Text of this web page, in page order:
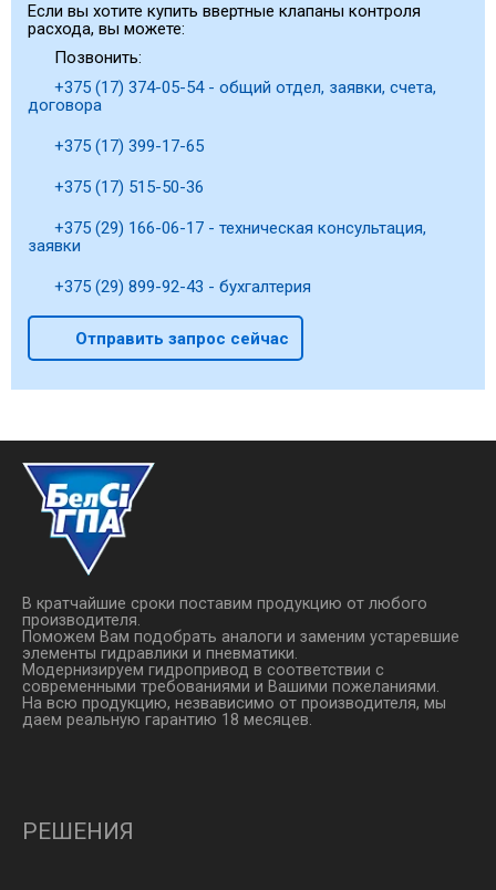
Если вы хотите купить ввертные клапаны контроля
расхода, вы можете:
Позвонить:
+375 (17) 374-05-54 - общий отдел, заявки, счета,
договора
+375 (17) 399-17-65
+375 (17) 515-50-36
+375 (29) 166-06-17 - техническая консультация,
заявки
+375 (29) 899-92-43 - бухгалтерия
Отправить запрос сейчас
В кратчайшие сроки поставим продукцию от любого
производителя.
Поможем Вам подобрать аналоги и заменим устаревшие
элементы гидравлики и пневматики.
Модернизируем гидропривод в соответствии с
современными требованиями и Вашими пожеланиями.
На всю продукцию, незвависимо от производителя, мы
даем реальную гарантию 18 месяцев.
РЕШЕНИЯ